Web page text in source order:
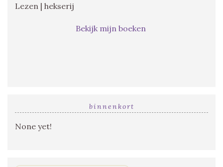
Lezen | hekserij
Bekijk mijn boeken
binnenkort
None yet!